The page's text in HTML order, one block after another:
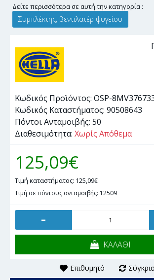
Δείτε περισσότερα σε αυτή την κατηγορία :
Συμπλέκτης, βεντιλατέρ ψυγείου
Κωδικός Προϊόντος: OSP-
Κωδικός Καταστήματος: 90508643
Πόντοι Ανταμοιβής: 50
Διαθεσιμότητα: Χωρίς Απόθεμα
125,09€
Τιμή καταστήματος: 125,09€
Τιμή σε πόντους ανταμοιβής: 12509
-
ΚΑΛΑΘΙ
Επιθυμητό